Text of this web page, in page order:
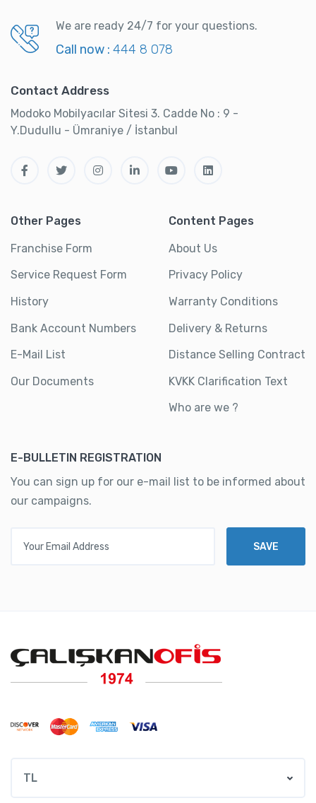
We are ready 24/7 for your questions.
Call now : 444 8 078
Contact Address
Modoko Mobilyacılar Sitesi 3. Cadde No : 9 -
Y.Dudullu - Ümraniye / İstanbul
Other Pages
Franchise Form
Service Request Form
History
Bank Account Numbers
E-Mail List
Our Documents
Content Pages
About Us
Privacy Policy
Warranty Conditions
Delivery & Returns
Distance Selling Contract
KVKK Clarification Text
Who are we ?
E-BULLETIN REGISTRATION
You can sign up for our e-mail list to be informed about
our campaigns.
SAVE
TL